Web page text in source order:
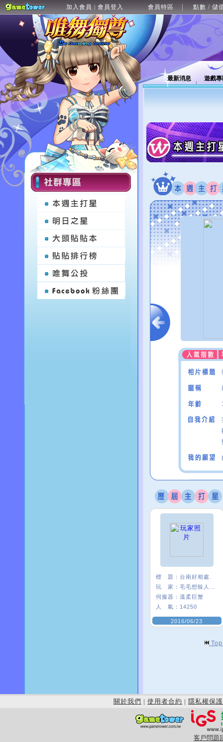
加入會員 | 會員登入 會員特區 點數 / 儲
最新消息 遊戲
標 題： 台南好相處.
玩 家：
伺服器： 溫柔巨蟹
人 氣： 14250
2016/06/23
關於我們 | 使用者合約 | 隱私權保護
客戶問題